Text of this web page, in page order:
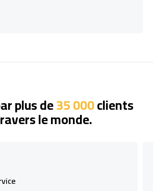
plus de35 000clients
le monde.